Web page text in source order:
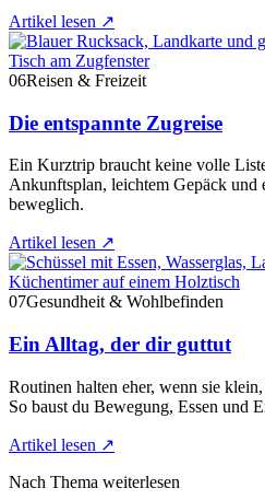
Artikel lesen ↗
06Reisen & Freizeit
Die entspannte Zugreise
Ein Kurztrip braucht keine volle
Ankunftsplan, leichtem Gepäck und
beweglich.
Artikel lesen ↗
07Gesundheit & Wohlbefinden
Ein Alltag, der dir guttut
Routinen halten eher, wenn sie
So baust du Bewegung, Essen und
Artikel lesen ↗
Nach Thema weiterlesen